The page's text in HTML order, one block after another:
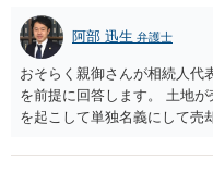
阿部 迅生 弁護士
おそらく親御さんが相続人代
を前提に回答します。 土地
を起こして単独名義にして売
ではないです。問題は売却で